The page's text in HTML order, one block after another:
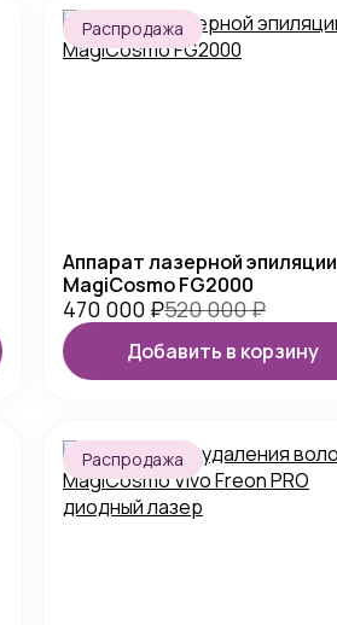
Распродажа
Аппарат лазерной эпиляции
MagiCosmo FG2000
470 000 ₽520 000₽
Добавить в корзину
Распродажа